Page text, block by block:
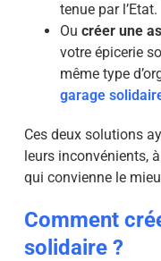
tenue par l’Etat.
Ou créer une
votre épicerie
même type
garage
Ces deux solutions
leurs inconvénients,
qui convienne le
Comment
solidaire ?